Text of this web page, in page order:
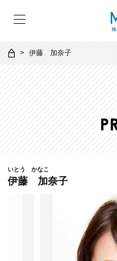
伊藤 加奈子
いとう かなこ
伊藤 加奈子